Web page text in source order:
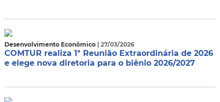
Desenvolvimento Econômico | 27/03/2026
COMTUR realiza 1ª Reunião Extraordinária de 2026
e elege nova diretoria para o biênio 2026/2027